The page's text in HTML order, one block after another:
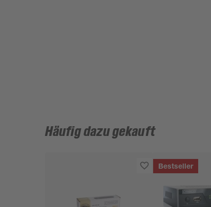
Häufig dazu gekauft
Bestseller